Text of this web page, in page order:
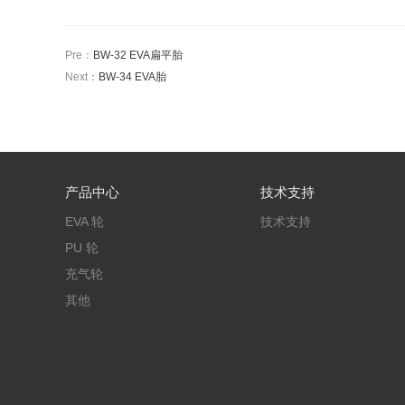
Pre： BW-32 EVA扁平胎
Next： BW-34 EVA胎
产品中心
EVA 轮
PU 轮
充气轮
其他
技术支持
技术支持